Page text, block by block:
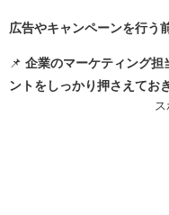
広告やキャンペーンを行う
📌 企業のマーケティング担
ントをしっかり押さえてお